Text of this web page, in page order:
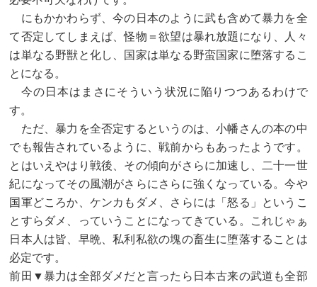
にもかかわらず、今の日本のように武も含めて暴力を全
て否定してしまえば、怪物＝欲望は暴れ放題になり、人々
は単なる野獣と化し、国家は単なる野蛮国家に堕落するこ
とになる。
今の日本はまさにそういう状況に陥りつつあるわけで
す。
ただ、暴力を全否定するというのは、小幡さんの本の中
でも報告されているように、戦前からもあったようです。
とはいえやはり戦後、その傾向がさらに加速し、二十一世
紀になってその風潮がさらにさらに強くなっている。今や
国軍どころか、ケンカもダメ、さらには「怒る」というこ
とすらダメ、っていうことになってきている。これじゃぁ
日本人は皆、早晩、私利私欲の塊の畜生に堕落することは
必定です。
前田▼暴力は全部ダメだと言ったら日本古来の武道も全部